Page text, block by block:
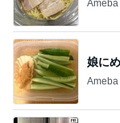
Ameba
娘に
Ameba